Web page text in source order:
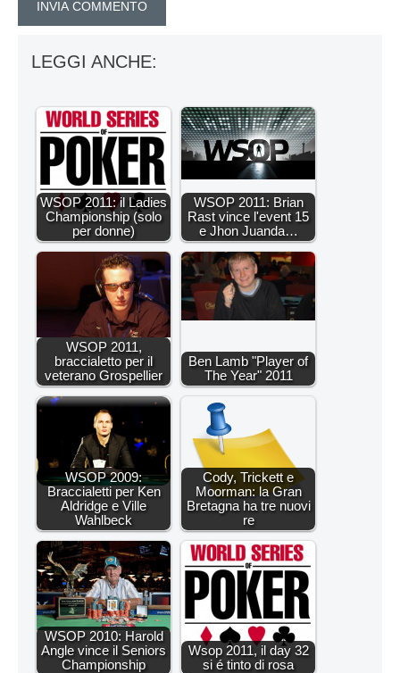
LEGGI ANCHE:
WSOP 2011: il Ladies
Championship (solo
per donne)
WSOP 2011: Brian
Rast vince l'event 15
e Jhon Juanda…
WSOP 2011,
braccialetto per il
veterano Grospellier
Ben Lamb "Player of
The Year" 2011
WSOP 2009:
Braccialetti per Ken
Aldridge e Ville
Wahlbeck
Cody, Trickett e
Moorman: la Gran
Bretagna ha tre nuovi
re
WSOP 2010: Harold
Angle vince il Seniors
Championship
Wsop 2011, il day 32
si é tinto di rosa